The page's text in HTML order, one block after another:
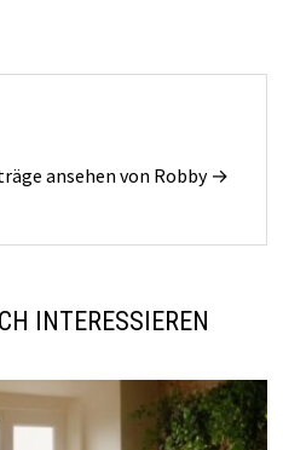
ansehen von Robby →
INTERESSIEREN